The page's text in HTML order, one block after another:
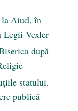
la Aiud, în
Legii Vexler
după
statului.
publică